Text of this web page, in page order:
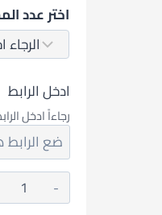
اختر عدد
ادخل الرابط
رجاءاً ادخل
كمية
شراء